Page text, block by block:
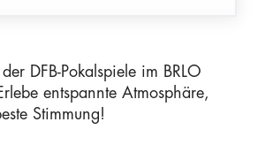
DFB-Pokalspiele im BRLO
entspannte Atmosphäre,
Stimmung!